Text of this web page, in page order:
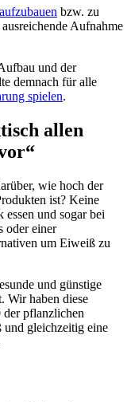
bzw. zu
Aufnahme
und der
demnach für alle
spielen.
allen
wie hoch der
ist? Keine
und sogar bei
oder einer
um Eiweiß zu
und günstige
Wir haben diese
der pflanzlichen
gleichzeitig eine